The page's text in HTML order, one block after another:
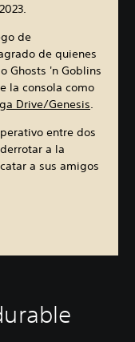
de
de quienes
Ghosts 'n Goblins
la consola como
Drive/Genesis
entre dos
a la
a sus amigos